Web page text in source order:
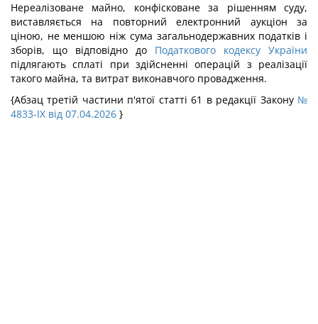
Нереалізоване майно, конфісковане за рішенням суду,
виставляється на повторний електронний аукціон за
ціною, не меншою ніж сума загальнодержавних податків і
зборів, що відповідно до Податкового кодексу України
підлягають сплаті при здійсненні операцій з реалізації
такого майна, та витрат виконавчого провадження.
{Абзац третій частини п'ятої статті 61 в редакції Закону №
4833-IX від 07.04.2026 }